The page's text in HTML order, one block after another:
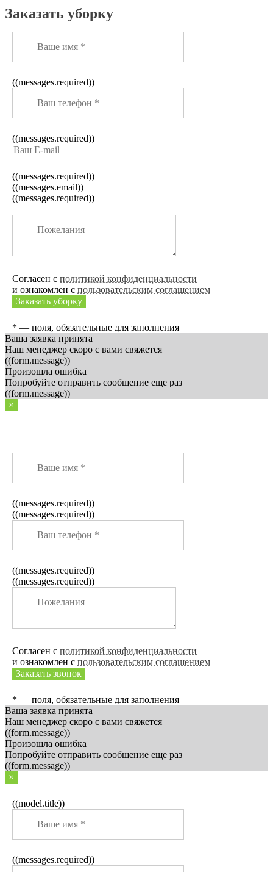
Заказать уборку
((messages.required))
((messages.required))
((messages.required))
((messages.email))
((messages.required))
Согласен с политикой конфиденциальности
и ознакомлен с пользовательским соглашением
Заказать уборку
* — поля, обязательные для заполнения
Ваша заявка принята
Наш менеджер скоро с вами свяжется
((form.message))
Произошла ошибка
Попробуйте отправить сообщение еще раз
((form.message))
×
((messages.required))
((messages.required))
((messages.required))
((messages.required))
Согласен с политикой конфиденциальности
и ознакомлен с пользовательским соглашением
Заказать звонок
* — поля, обязательные для заполнения
Ваша заявка принята
Наш менеджер скоро с вами свяжется
((form.message))
Произошла ошибка
Попробуйте отправить сообщение еще раз
((form.message))
×
((model.title))
((messages.required))